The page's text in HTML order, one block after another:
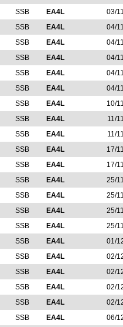
SSB EA4L
03/
SSB EA4L
04/
SSB EA4L
04/
SSB EA4L
04/
SSB EA4L
04/
SSB EA4L
04/
SSB EA4L
10/
SSB EA4L
11/
SSB EA4L
11/
SSB EA4L
17/
SSB EA4L
17/
SSB EA4L
25/
SSB EA4L
25/
SSB EA4L
25/
SSB EA4L
25/
SSB EA4L
01/
SSB EA4L
02/
SSB EA4L
02/
SSB EA4L
02/
SSB EA4L
02/
SSB EA4L
06/